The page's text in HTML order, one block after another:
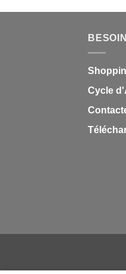
Cycle